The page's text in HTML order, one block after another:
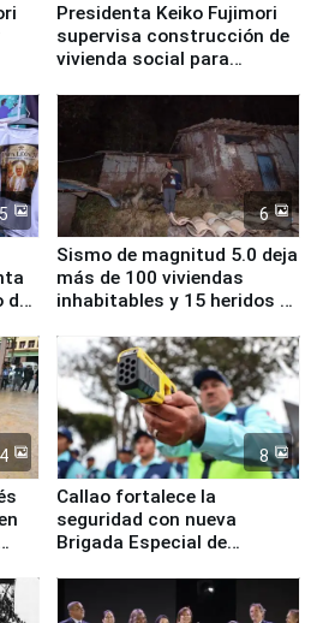
Presidenta Keiko Fujimori
supervisa construcción de
vivienda social para
5
de
6
Sismo de magnitud 5.0 deja
más de 100 viviendas
inhabitables y 15 heridos en
4 8
Callao fortalece la
seguridad con nueva
Brigada Especial de
equipamiento para
Serenazgo